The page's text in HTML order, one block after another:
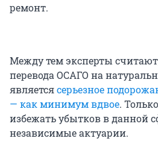
ремонт.
Между тем эксперты
перевода ОСАГО на
являетсясерьезное
— как минимум вдвое.
избежать убытков в данной
независимые актуарии.